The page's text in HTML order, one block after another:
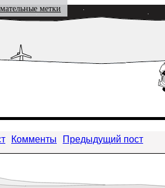
метки
Комменты Предыдущий пост